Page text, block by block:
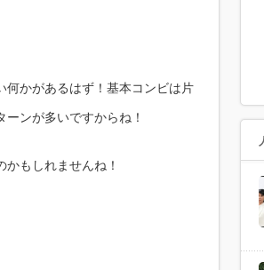
何かがあるはず！基本コンビは片
ンが多いですからね！
もしれませんね！